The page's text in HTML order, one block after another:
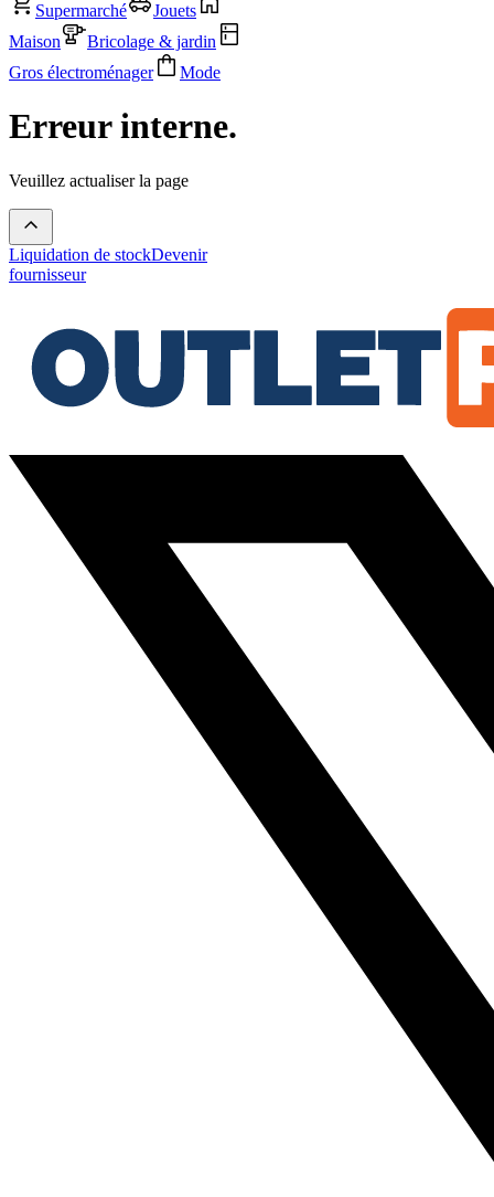
Supermarché
Jouets
Maison
Bricolage & jardin
Gros électroménager
Mode
Erreur interne.
Veuillez actualiser la page
Liquidation de stockDevenir
fournisseur